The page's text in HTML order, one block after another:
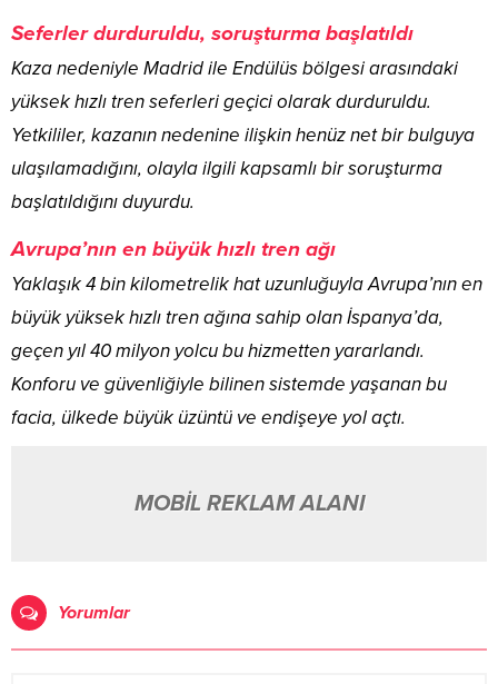
Seferler durduruldu, soruşturma başlatıldı
Kaza nedeniyle Madrid ile Endülüs bölgesi arasındaki
yüksek hızlı tren seferleri geçici olarak durduruldu.
Yetkililer, kazanın nedenine ilişkin henüz net bir bulguya
ulaşılamadığını, olayla ilgili kapsamlı bir soruşturma
başlatıldığını duyurdu.
Avrupa’nın en büyük hızlı tren ağı
Yaklaşık 4 bin kilometrelik hat uzunluğuyla Avrupa’nın en
büyük yüksek hızlı tren ağına sahip olan İspanya’da,
geçen yıl 40 milyon yolcu bu hizmetten yararlandı.
Konforu ve güvenliğiyle bilinen sistemde yaşanan bu
facia, ülkede büyük üzüntü ve endişeye yol açtı.
MOBİL REKLAM ALANI
Yorumlar